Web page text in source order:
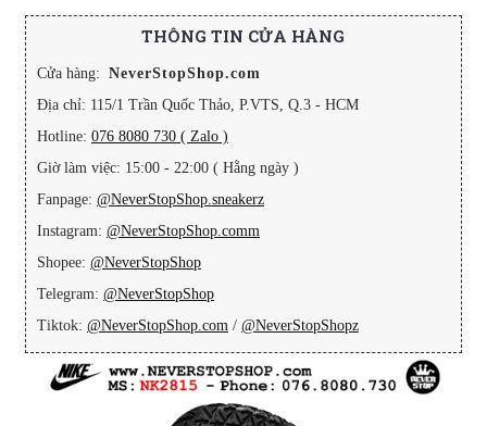
THÔNG TIN CỬA HÀNG
Cửa hàng: NeverStopShop.com
Địa chỉ: 115/1 Trần Quốc Thảo, P.VTS, Q.3 - HCM
Hotline: 076 8080 730 ( Zalo )
Giờ làm việc: 15:00 - 22:00 ( Hằng ngày )
Fanpage: @NeverStopShop.sneakerz
Instagram: @NeverStopShop.comm
Shopee: @NeverStopShop
Telegram: @NeverStopShop
Tiktok: @NeverStopShop.com / @NeverStopShopz